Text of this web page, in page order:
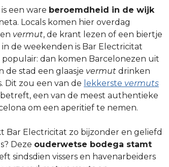
een ware beroemdheid in de wijk
Locals komen hier overdag
vermut, de krant lezen of een biertje
de weekenden is Bar Electricitat
dan komen Barcelonezen uit
de stad een glaasje vermut drinken
Dit zou een van de lekkerste vermuts
een van de meest authentieke
om een aperitief te nemen.
Bar Electricitat zo bijzonder en geliefd
Deze ouderwetse bodega stamt
sindsdien vissers en havenarbeiders